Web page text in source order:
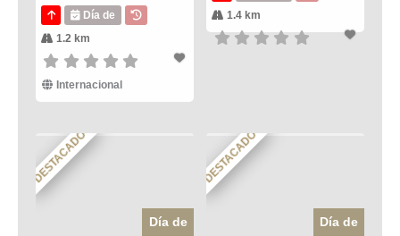
Día de
1.2 km
Internacional
1.4 km
DESTACADO
Día de
DESTACADO
Día de